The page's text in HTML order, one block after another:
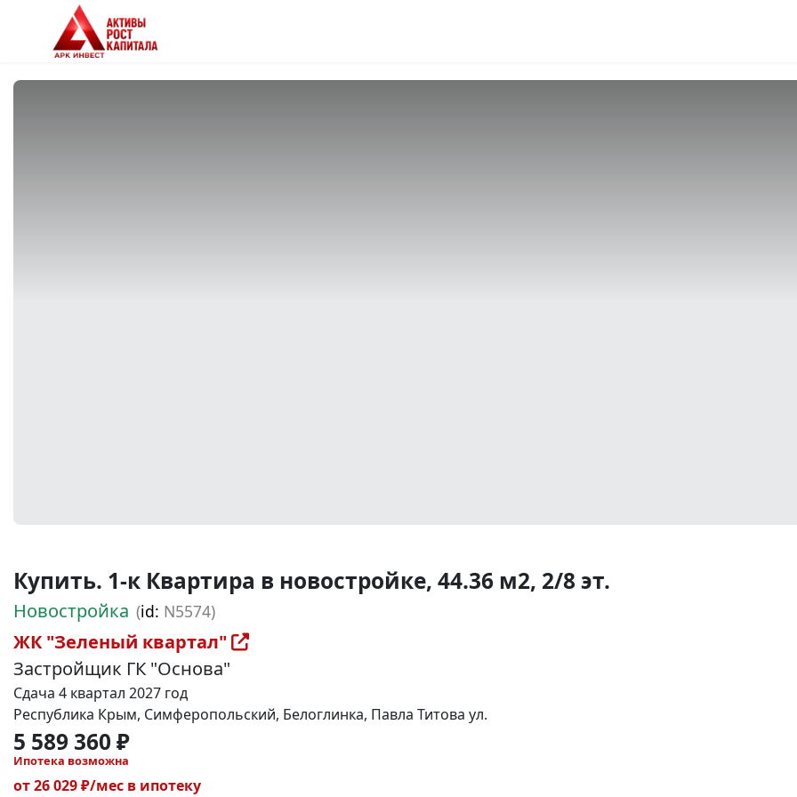
Купить. 1-к Квартира в новостройке, 44.36 м2, 2/8 эт.
Новостройка (id: N5574)
ЖК "Зеленый квартал"
Застройщик ГК "Основа"
Сдача 4 квартал 2027 год
Республика Крым, Симферопольский, Белоглинка, Павла Титова ул.
5 589 360 ₽
Ипотека возможна
от 26 029 ₽/мес в ипотеку